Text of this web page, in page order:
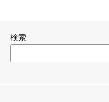
シ
検索